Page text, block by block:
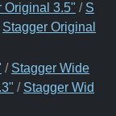
Original 3.5" / S
Stagger Original
/ Stagger Wide
/ Stagger Wid